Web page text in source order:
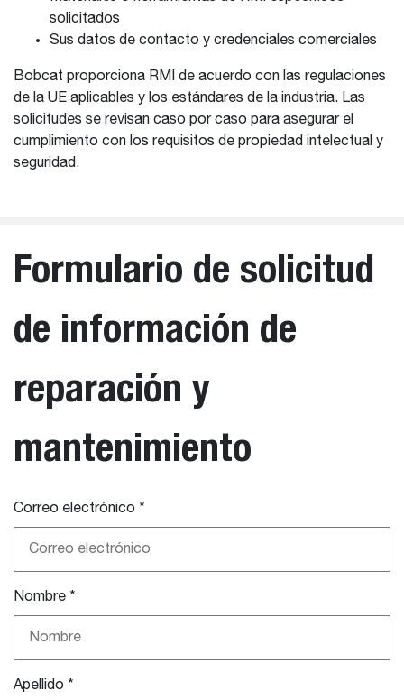
solicitados
Sus datos de contacto y credenciales comerciales
Bobcat proporciona RMI de acuerdo con las regulaciones
de la UE aplicables y los estándares de la industria. Las
solicitudes se revisan caso por caso para asegurar el
cumplimiento con los requisitos de propiedad intelectual y
seguridad.
Formulario de solicitud
de información de
reparación y
mantenimiento
Correo electrónico *
Nombre *
Apellido *